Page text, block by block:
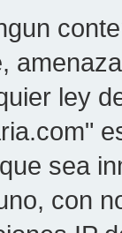
ley
sea
con